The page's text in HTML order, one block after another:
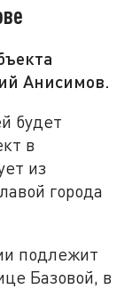
Анисимов.
будет
в
из
города
подлежит
Базовой, в